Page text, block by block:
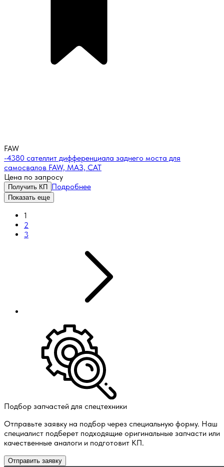
FAW
-4380 сателлит дифференциала заднего моста для
самосвалов FAW, МАЗ, CAT
Цена по запросу
Получить КП Подробнее
Показать еще
1
2
3
Подбор запчастей для спецтехники
Отправьте заявку на подбор через специальную форму. Наш
специалист подберет подходящие оригинальные запчасти или
качественные аналоги и подготовит КП.
Отправить заявку